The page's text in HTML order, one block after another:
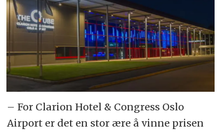
– For Clarion Hotel & Congress Oslo
Airport er det en stor ære å vinne prisen